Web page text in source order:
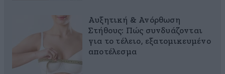
Αυξητική & Ανόρθωση
Στήθους: Πώς συνδυάζονται
για το τέλειο, εξατομικευμένο
αποτέλεσμα